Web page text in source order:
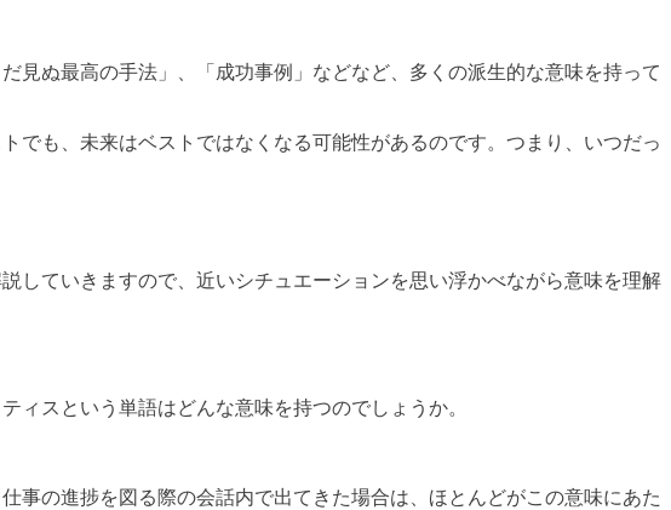
見ぬ最高の手法」、「成功事例」などなど、多くの派生的な意味を持って
でも、未来はベストではなくなる可能性があるのです。つまり、いつだっ
していきますので、近いシチュエーションを思い浮かべながら意味を理解
ィスという単語はどんな意味を持つのでしょうか。
事の進捗を図る際の会話内で出てきた場合は、ほとんどがこの意味にあた